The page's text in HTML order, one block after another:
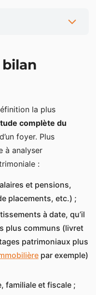
?
?
et du profil de
?
bilan
la plus
complète du
foyer. Plus
à analyser
:
et pensions,
placements, etc.) ;
à date, qu’il
plus communs (livret
patrimoniaux plus
par exemple)
familiale et fiscale ;